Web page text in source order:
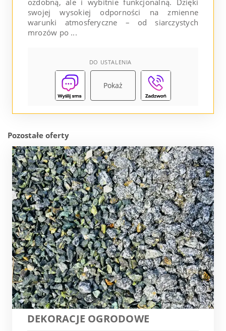
swojej wysokiej odporności na zmienne
warunki atmosferyczne – od siarczystych
mrozów po ...
DO USTALENIA
Pokaż
Pozostałe oferty
DEKORACJE OGRODOWE